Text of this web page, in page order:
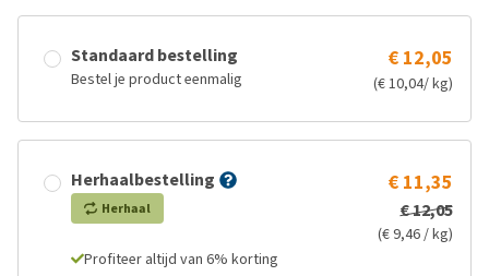
Standaard bestelling
Bestel je product eenmalig
€ 12,05
(€ 10,04/ kg)
Herhaalbestelling
Herhaal
€ 11,35
€ 12,05
(€ 9,46 / kg)
Profiteer altijd van 6% korting